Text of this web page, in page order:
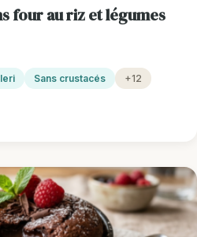
four au riz et légumes
Sans crustacés +12